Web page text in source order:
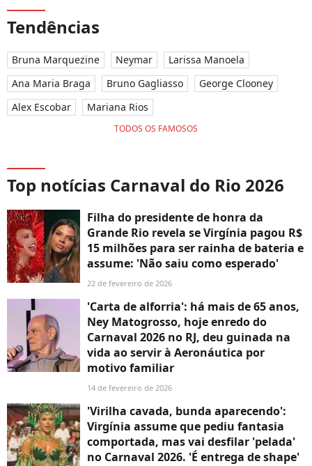
Tendências
Bruna Marquezine Neymar
Larissa Manoela
Ana Maria Braga
Bruno Gagliasso
George Clooney
Alex Escobar
Mariana Rios
TODOS OS FAMOSOS
Top notícias Carnaval do Rio 2026
Filha do presidente de honra da
Grande Rio revela se Virgínia pagou R$
15 milhões para ser rainha de bateria e
assume: 'Não saiu como esperado'
22 de fevereiro de 2026
'Carta de alforria': há mais de 65 anos,
Ney Matogrosso, hoje enredo do
Carnaval 2026 no RJ, deu guinada na
vida ao servir à Aeronáutica por
motivo familiar
14 de fevereiro de 2026
'Virilha cavada, bunda aparecendo':
Virgínia assume que pediu fantasia
comportada, mas vai desfilar 'pelada'
no Carnaval 2026. 'É entrega de shape'